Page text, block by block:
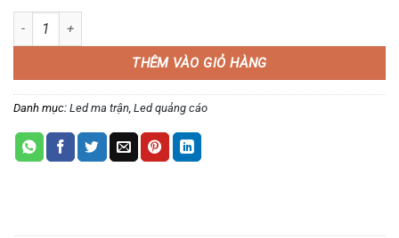
Module led ma trận P10 màu trắng - P10 trắng số lượng
THÊM VÀO GIỎ HÀNG
Danh mục: Led ma trận Led quảng cáo